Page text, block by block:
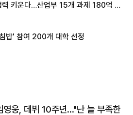
력 키운다…산업부 15개 과제 180억 지
밥' 참여 200개 대학 선정
영웅, 데뷔 10주년…"난 늘 부족한